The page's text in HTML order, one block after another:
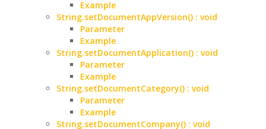
Example
String.setDocumentAppVersion() : void
Parameter
Example
String.setDocumentApplication() : void
Parameter
Example
String.setDocumentCategory() : void
Parameter
Example
String.setDocumentCompany() : void